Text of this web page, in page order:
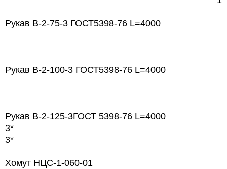
Рукав В-2-75-3 ГОСТ5398-76 L=4000
Рукав В-2-100-3 ГОСТ5398-76 L=4000
Рукав В-2-125-3ГОСТ 5398-76 L=4000
3*
3*
Хомут НЦС-1-060-01